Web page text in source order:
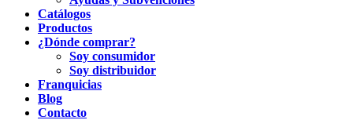
Catálogos
Productos
¿Dónde comprar?
Soy consumidor
Soy distribuidor
Franquicias
Blog
Contacto